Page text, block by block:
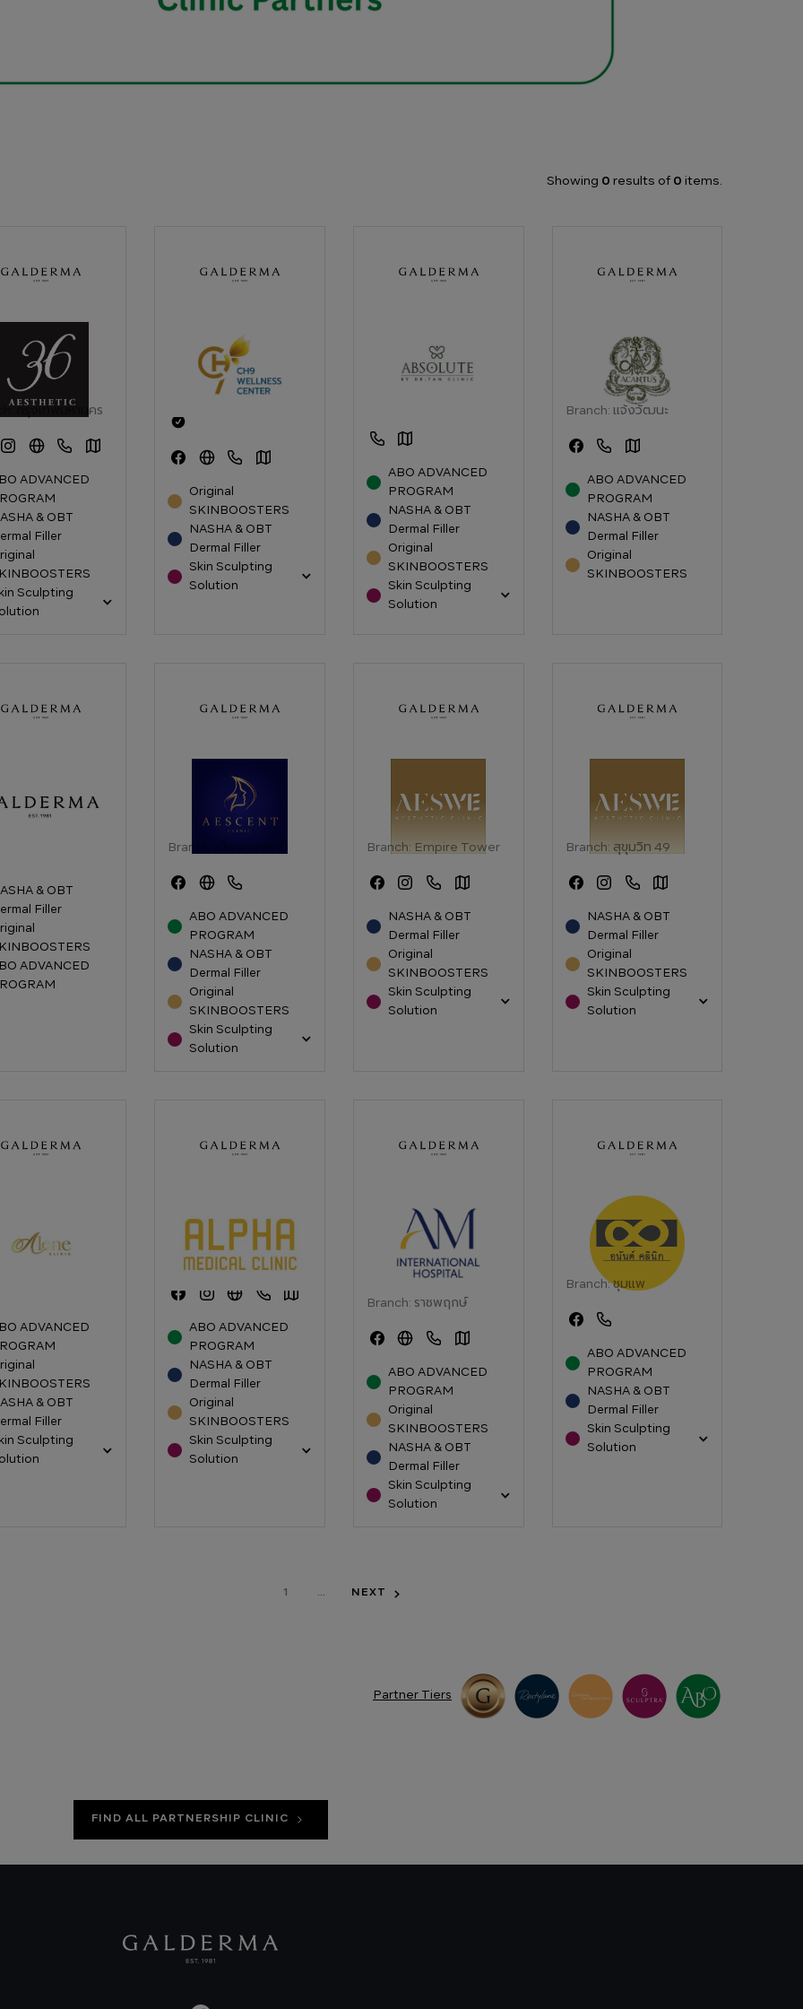
Showing 0 results of 0 items.
นิกเวชกรรม (36
กรุงเทพมหานคร
ADVANCED
& OBT
Filler
Sculpting
ศูนย์ชะลอวัยและความงาม
โรงพยาบาลจุฬารัตน์ 9
แอร์พอร์ต (CH9
WELLNESS CENTER)
Original
SKINBOOSTERS
NASHA & OBT
Dermal Filler
Skin Sculpting
Solution
แอปโซลูทบายด็อกเตอร์
ตาล คลินิก (Absolute by
dr.Tan clinic)
ABO ADVANCED
PROGRAM
NASHA & OBT
Dermal Filler
Original
SKINBOOSTERS
Skin Sculpting
Solution
อะแคนธัชคลินิกเวชกรรม
(Acantus Clinic)
Branch: แจ้งวัฒนะ
ABO ADVANCED
PROGRAM
NASHA & OBT
Dermal Filler
Original
SKINBOOSTERS
laser Clinic)
& OBT
Filler
ADVANCED
เอสเซนต์ คลินิก (Aescent
Branch:
ABO ADVANCED
PROGRAM
NASHA & OBT
Dermal Filler
Original
SKINBOOSTERS
Skin Sculpting
Solution
Aesthetic Clinic)
Branch: Empire Tower
NASHA & OBT
Dermal Filler
Original
SKINBOOSTERS
Skin Sculpting
Solution
Aesthetic Clinic)
Branch: สุขุมวิท 49
NASHA & OBT
Dermal Filler
Original
SKINBOOSTERS
Skin Sculpting
Solution
ADVANCED
& OBT
Filler
Sculpting
แอลฟา เมดิคอล คลินิก
(Alpha Medical Clinic)
ABO ADVANCED
PROGRAM
NASHA & OBT
Dermal Filler
Original
SKINBOOSTERS
Skin Sculpting
Solution
โรงพยาบาลเอเอ็มอินเตอร์
เนชั่นแนล (AM
International Hospital)
Branch: ราชพฤกษ์
ABO ADVANCED
PROGRAM
Original
SKINBOOSTERS
NASHA & OBT
Dermal Filler
Skin Sculpting
Solution
อนันต์ คลินิก (Anan
Clinic)
Branch:ชุมแพ
ABO ADVANCED
PROGRAM
NASHA & OBT
Dermal Filler
Skin Sculpting
Solution
1 ... NEXT
Partner Tiers
FIND ALL PARTNERSHIP CLINIC